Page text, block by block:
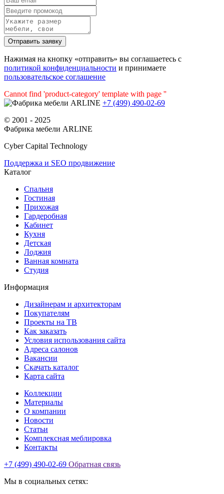
Нажимая на кнопку «отправить» вы соглашаетесь с
политикой конфиденциальности и принимаете
пользовательское соглашение
Cannot find 'product-category' template with page ''
+7 (499) 490-02-69
© 2001 - 2025
Фабрика мебели ARLINE
Cyber Capital Technology
Поддержка и SEO продвижение
Каталог
Спальня
Гостиная
Прихожая
Гардеробная
Кабинет
Кухня
Детская
Лоджия
Ванная комната
Студия
Информация
Дизайнерам и архитекторам
Покупателям
Проекты на ТВ
Как заказать
Условия использования сайта
Адреса салонов
Вакансии
Скачать каталог
Карта сайта
Коллекции
Материалы
О компании
Новости
Статьи
Комплексная меблировка
Контакты
+7 (499) 490-02-69 Обратная связь
Мы в социальных сетях: